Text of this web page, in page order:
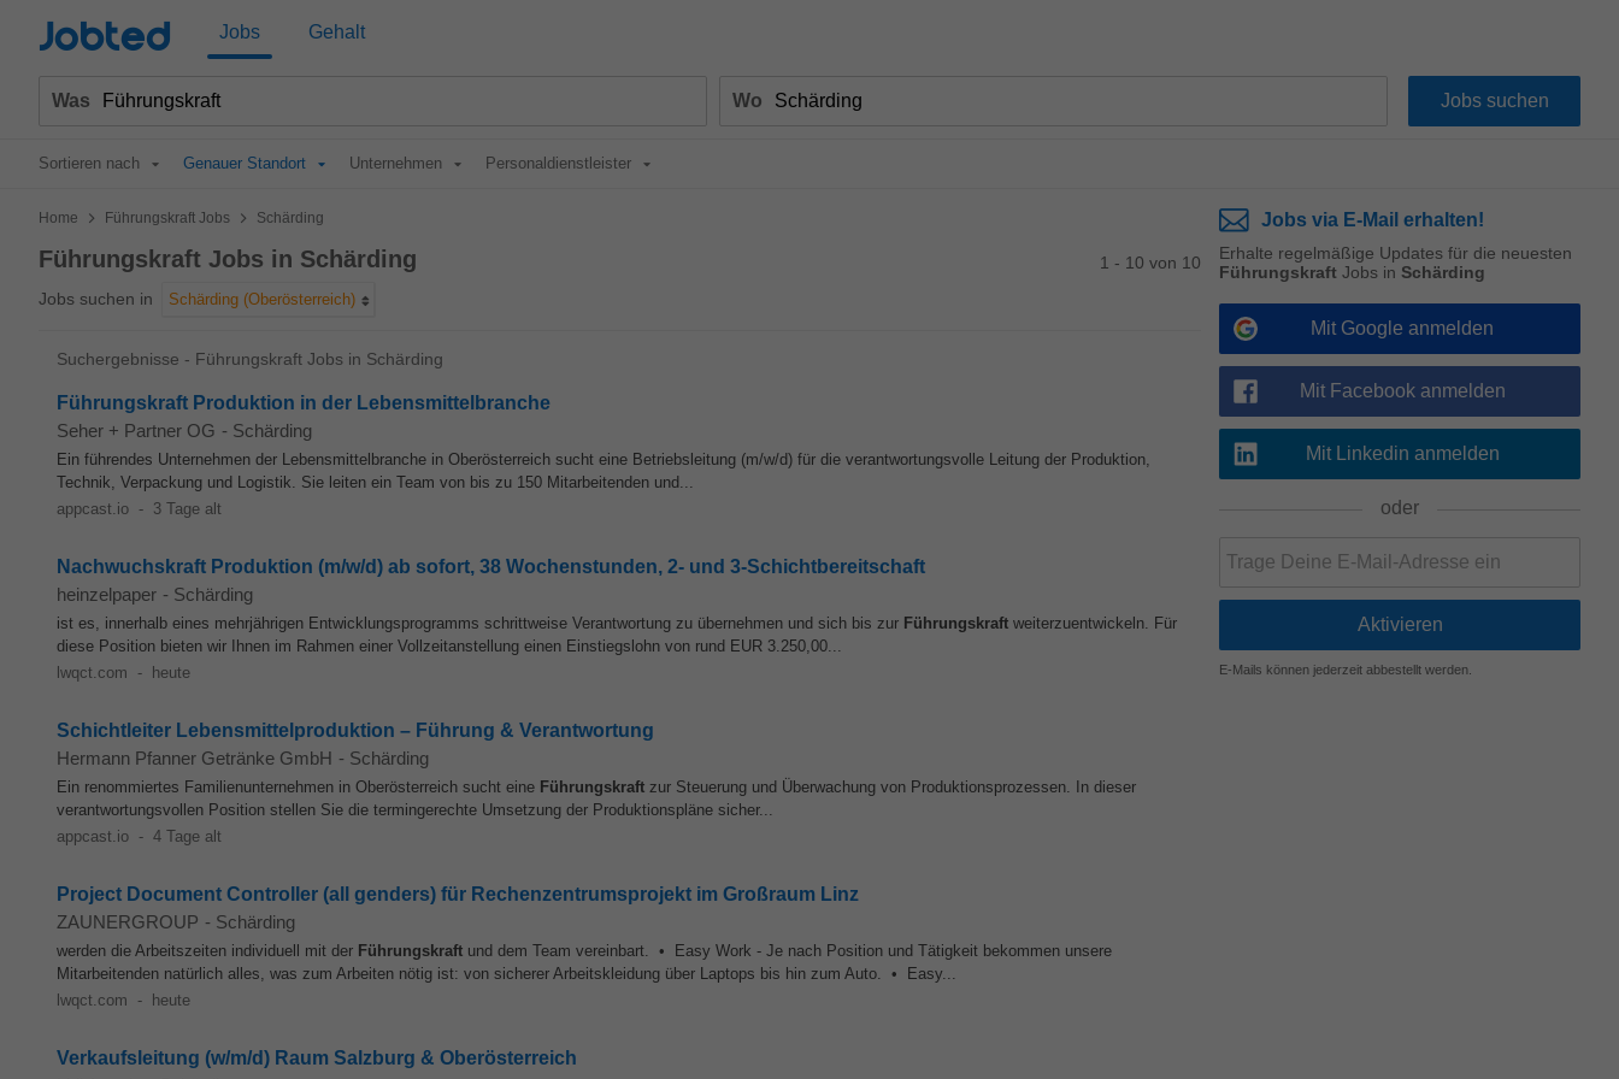
Jobted Jobs Gehalt
Was Wo
Sortieren nach Genauer Standort Unternehmen Personaldienstleister
Home > Führungskraft Jobs > Schärding
Führungskraft Jobs in Schärding
Jobs suchen in Schärding (Oberösterreich)
1 - 10 von 10
Suchergebnisse - Führungskraft Jobs in Schärding
Führungskraft Produktion in der Lebensmittelbranche
Seher + Partner OG - Schärding
Ein führendes Unternehmen der Lebensmittelbranche in Oberösterreich sucht eine Betriebsleitung (m/w/d) für die verantwortungsvolle Leitung der Produktion,
Technik, Verpackung und Logistik. Sie leiten ein Team von bis zu 150 Mitarbeitenden und...
appcast.io - 3 Tage alt
Nachwuchskraft Produktion (m/w/d) ab sofort, 38 Wochenstunden, 2- und 3-Schichtbereitschaft
heinzelpaper - Schärding
ist es, innerhalb eines mehrjährigen Entwicklungsprogramms schrittweise Verantwortung zu übernehmen und sich bis zur Führungskraft weiterzuentwickeln. Für
diese Position bieten wir Ihnen im Rahmen einer Vollzeitanstellung einen Einstiegslohn von rund EUR 3.250,00...
lwqct.com - heute
Schichtleiter Lebensmittelproduktion – Führung & Verantwortung
Hermann Pfanner Getränke GmbH - Schärding
Ein renommiertes Familienunternehmen in Oberösterreich sucht eine Führungskraft zur Steuerung und Überwachung von Produktionsprozessen. In dieser
verantwortungsvollen Position stellen Sie die termingerechte Umsetzung der Produktionspläne sicher...
appcast.io - 4 Tage alt
Project Document Controller (all genders) für Rechenzentrumsprojekt im Großraum Linz
ZAUNERGROUP - Schärding
werden die Arbeitszeiten individuell mit der Führungskraft und dem Team vereinbart. • Easy Work - Je nach Position und Tätigkeit bekommen unsere
Mitarbeitenden natürlich alles, was zum Arbeiten nötig ist: von sicherer Arbeitskleidung über Laptops bis hin zum Auto. • Easy...
lwqct.com - heute
Verkaufsleitung (w/m/d) Raum Salzburg & Oberösterreich
Jobs via E-Mail erhalten!
Erhalte regelmäßige Updates für die neuesten
Führungskraft Jobs in Schärding
Mit Google anmelden
Mit Facebook anmelden
Mit Linkedin anmelden
oder
E-Mails können jederzeit abbestellt werden.